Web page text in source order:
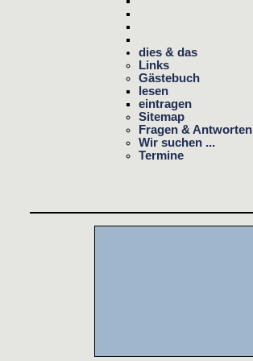
dies & das
Links
Gästebuch
lesen
eintragen
Sitemap
Fragen & Antworten
Wir suchen ...
Termine